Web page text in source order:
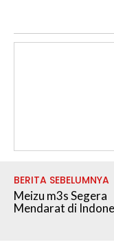
BERITA SEBELUMNYA
Meizu m3s Segera
Mendarat di